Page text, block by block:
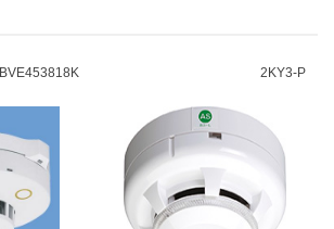
BVE453818K 2KY3-P